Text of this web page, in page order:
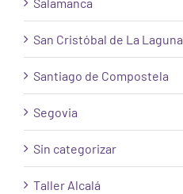
San Cristóbal de La Laguna
Santiago de Compostela
Segovia
Sin categorizar
Taller Alcalá